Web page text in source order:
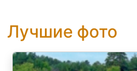
Лучшие фото